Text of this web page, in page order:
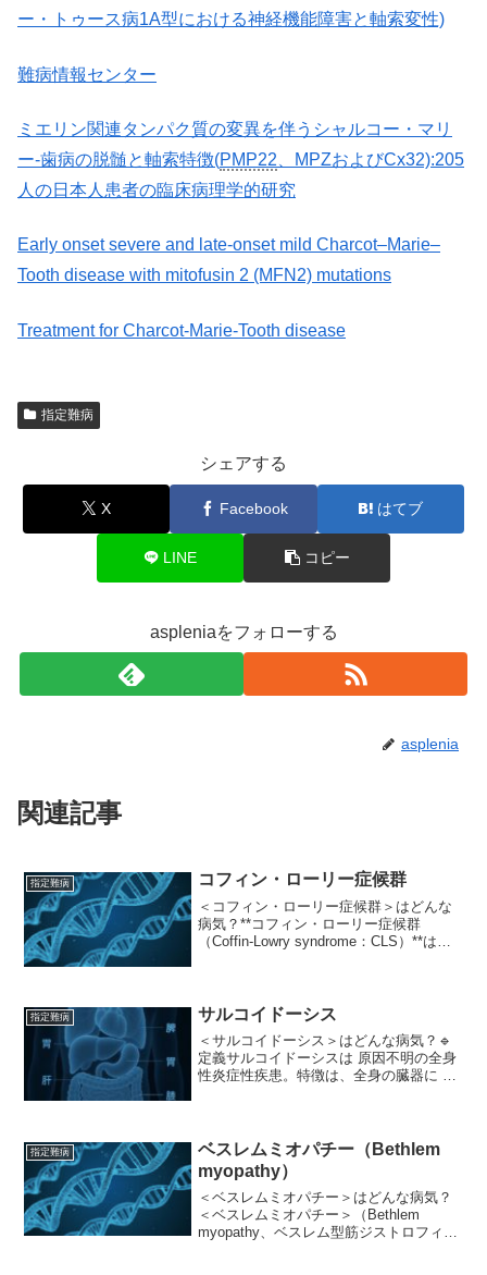
ー・トゥース病1A型における神経機能障害と軸索変性)
難病情報センター
ミエリン関連タンパク質の変異を伴うシャルコー・マリ
ー-歯病の脱髄と軸索特徴(PMP22 、MPZおよびCx32):205
人の日本人患者の臨床病理学的研究
Early onset severe and late-onset mild Charcot–Marie–
Tooth disease with mitofusin 2 (MFN2) mutations
Treatment for Charcot‐Marie‐Tooth disease
指定難病
シェアする
X Facebook はてブ
LINE コピー
aspleniaをフォローする
asplenia
関連記事
指定難病 コフィン・ローリー症候群
＜コフィン・ローリー症候群＞はどんな
病気？**コフィン・ローリー症候群
（Coffin-Lowry syndrome：CLS）**は、
指定難病 サルコイドーシス
＜サルコイドーシス＞はどんな病気？🔹
定義サルコイドーシスは 原因不明の全身
性炎症性疾患。特徴は、全身の臓器に 非
神経、...
指定難病
ベスレムミオパチー（Bethlem
myopathy）
＜ベスレムミオパチー＞はどんな病気？
＜ベスレムミオパチー＞（Bethlem
myopathy、ベスレム型筋ジストロフィ